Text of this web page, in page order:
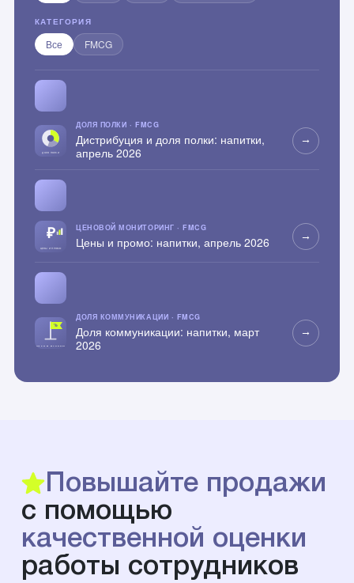
КАТЕГОРИЯ
Все FMCG
ДОЛЯ ПОЛКИ · FMCG
Дистрибуция и доля полки: напитки,
апрель 2026
→
ЦЕНОВОЙ МОНИТОРИНГ · FMCG
Цены и промо: напитки, апрель 2026 →
ДОЛЯ КОММУНИКАЦИИ · FMCG
Доля коммуникации: напитки, март
2026
→
Повышайте продажи
с помощью
качественной оценки
работы сотрудников